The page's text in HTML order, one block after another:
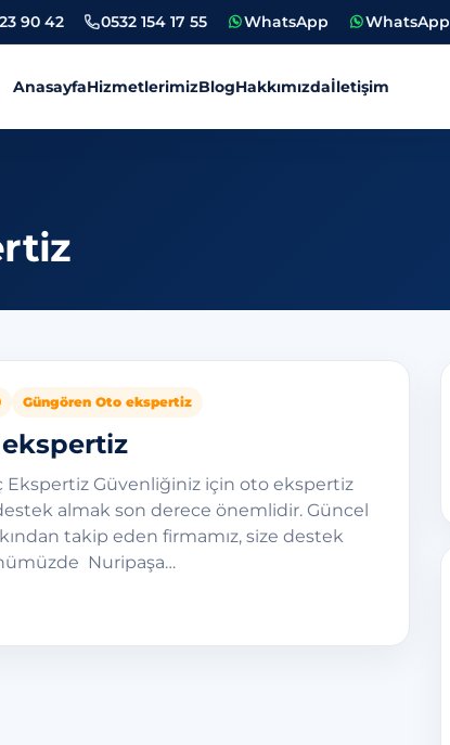
90 42 0532 154 17 55 WhatsApp WhatsApp
AnasayfaHizmetlerimizBlogHakkımızdaİletişim
Güngören Oto ekspertiz
Ekspertiz Güvenliğiniz için oto ekspertiz
almak son derece önemlidir. Güncel
takip eden firmamız, size destek
Nuripaşa…